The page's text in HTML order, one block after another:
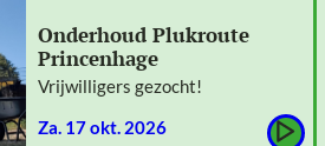
Onderhoud Plukroute
Princenhage
Vrijwilligers gezocht!
za. 17 okt. 2026